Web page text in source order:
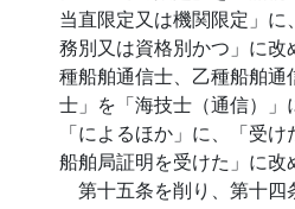
当直限定又は機関限定」
務別又は資格別かつ」に改
種船舶通信士、乙種船舶
士」を「海技士（通信）」
「によるほか」に、「受け
船舶局証明を受けた」に改
第十五条を削り、第十